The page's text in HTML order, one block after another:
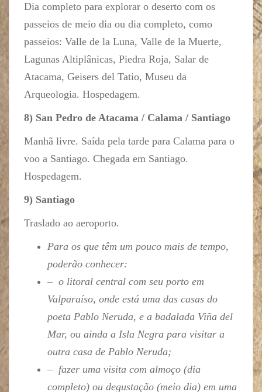
Dia completo para explorar o deserto com os
passeios de meio dia ou dia completo, como
passeios: Valle de la Luna, Valle de la Muerte,
Lagunas Altiplânicas, Piedra Roja, Salar de
Atacama, Geisers del Tatio, Museu da
Arqueologia. Hospedagem.
8) San Pedro de Atacama / Calama / Santiago
Manhã livre. Saída pela tarde para Calama para o
voo a Santiago. Chegada em Santiago.
Hospedagem.
9) Santiago
Traslado ao aeroporto.
Para os que têm um pouco mais de tempo,
poderão conhecer:
– o litoral central com seu porto em
Valparaíso, onde está uma das casas do
poeta Pablo Neruda, e a badalada Viña del
Mar, ou ainda a Isla Negra para visitar a
outra casa de Pablo Neruda;
– fazer uma visita com almoço (dia
completo) ou degustação (meio dia) em uma